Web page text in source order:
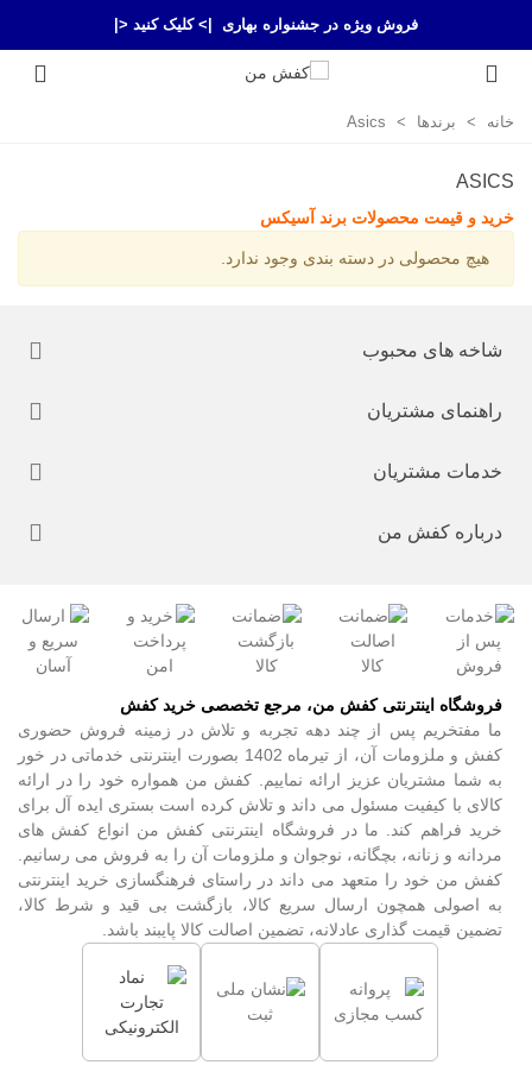
فروش ویژه در جشنواره بهاری |> کلیک کنید <|
خانه > برندها >
Asics
ASICS
خرید و قیمت محصولات برند آسیکس
هیچ محصولی در دسته بندی وجود ندارد.
شاخه های محبوب
راهنمای مشتریان
خدمات مشتریان
درباره کفش من
فروشگاه اینترنتی کفش من، مرجع تخصصی خرید کفش
ما مفتخریم پس از چند دهه تجربه و تلاش در زمینه فروش حضوری
کفش و ملزومات آن، از تیرماه 1402 بصورت اینترنتی خدماتی در خور
به شما مشتریان عزیز ارائه نماییم. کفش من همواره خود را در ارائه
کالای با کیفیت مسئول می داند و تلاش کرده است بستری ایده آل برای
خرید فراهم کند. ما در فروشگاه اینترنتی کفش من انواع کفش های
مردانه و زنانه، بچگانه، نوجوان و ملزومات آن را به فروش می رسانیم.
کفش من خود را متعهد می داند در راستای فرهنگسازی خرید اینترنتی
به اصولی همچون ارسال سریع کالا، بازگشت بی قید و شرط کالا،
تضمین قیمت گذاری عادلانه، تضمین اصالت کالا پایبند باشد.